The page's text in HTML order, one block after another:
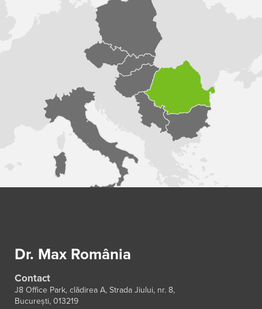
Dr. Max România
Contact
J8 Office Park, clădirea A, Strada Jiului, nr. 8,
București, 013219